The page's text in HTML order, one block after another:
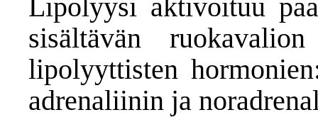
Lipolyysi aktivoituu
sisältävän
lipolyyttisten
adrenaliinin ja